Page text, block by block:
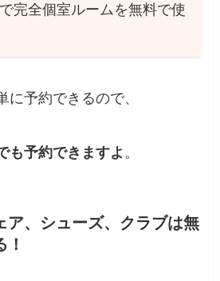
完全個室ルームを無料で使
に予約できるので、
も予約できますよ。
ア、シューズ、クラブは無